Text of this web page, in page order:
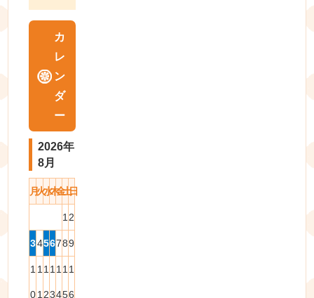
カ
レ
ン
ダ
ー
2026年
8月
月火水木金土日
1 2
3456789
1
0
1
1
1
2
1
3
1
4
1
5
1
6